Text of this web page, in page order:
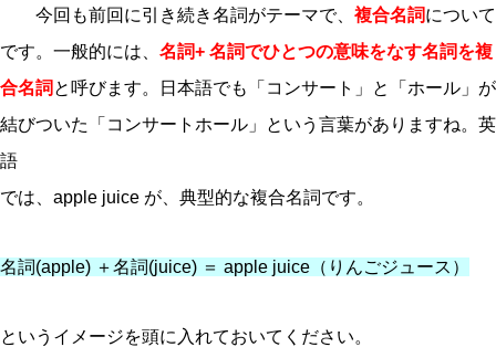
今回も前回に引き続き名詞がテーマで、 複合名詞について
です。一般的には、 名詞+ 名詞でひとつの意味をなす名詞を複
合名詞 と呼びます。日本語でも「コンサート」と「ホール」が
結びついた「コンサートホール」という言葉がありますね。英
語
では、apple juice が、典型的な複合名詞です。
名詞(apple) ＋名詞(juice) ＝ apple juice（りんごジュース）
というイメージを頭に入れておいてください。